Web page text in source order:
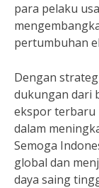
para pelaku
pertumbuhan
Dengan
dukungan dari
ekspor terbaru
dalam
Semoga
global dan
daya saing